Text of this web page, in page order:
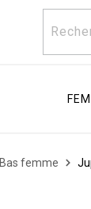
Bas femme